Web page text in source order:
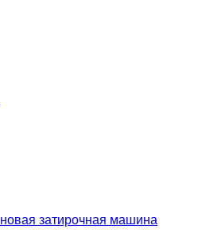
новая затирочная машина